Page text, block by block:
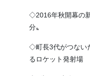
◇2016年秋開幕の
分〟
◇町長3代がつない
るロケット発射場